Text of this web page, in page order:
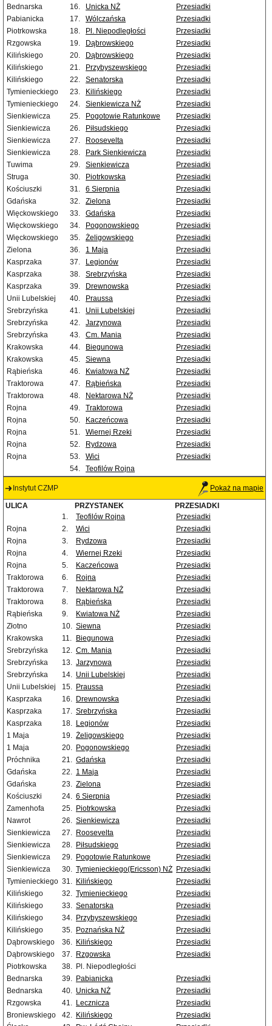
Bednarska
16. Unicka NŻ
Przesiadki
Pabianicka
17. Wólczańska
Przesiadki
Piotrkowska
18. Pl. Niepodległości
Przesiadki
Rzgowska
19. Dąbrowskiego
Przesiadki
Kilińskiego
20. Dąbrowskiego
Przesiadki
Kilińskiego
21. Przybyszewskiego
Przesiadki
Kilińskiego
22. Senatorska
Przesiadki
Tymienieckiego
23. Kilińskiego
Przesiadki
Tymienieckiego
24. Sienkiewicza NŻ
Przesiadki
Sienkiewicza
25. Pogotowie Ratunkowe
Przesiadki
Sienkiewicza
26. Piłsudskiego
Przesiadki
Sienkiewicza
27. Roosevelta
Przesiadki
Sienkiewicza
28. Park Sienkiewicza
Przesiadki
Tuwima
29. Sienkiewicza
Przesiadki
Struga
30. Piotrkowska
Przesiadki
Kościuszki
31. 6 Sierpnia
Przesiadki
Gdańska
32. Zielona
Przesiadki
Więckowskiego
33. Gdańska
Przesiadki
Więckowskiego
34. Pogonowskiego
Przesiadki
Więckowskiego
35. Żeligowskiego
Przesiadki
Zielona
36. 1 Maja
Przesiadki
Kasprzaka
37. Legionów
Przesiadki
Kasprzaka
38. Srebrzyńska
Przesiadki
Kasprzaka
39. Drewnowska
Przesiadki
Unii Lubelskiej
40. Praussa
Przesiadki
Srebrzyńska
41. Unii Lubelskiej
Przesiadki
Srebrzyńska
42. Jarzynowa
Przesiadki
Srebrzyńska
43. Cm. Mania
Przesiadki
Krakowska
44. Biegunowa
Przesiadki
Krakowska
45. Siewna
Przesiadki
Rąbieńska
46. Kwiatowa NŻ
Przesiadki
Traktorowa
47. Rąbieńska
Przesiadki
Traktorowa
48. Nektarowa NŻ
Przesiadki
Rojna
49. Traktorowa
Przesiadki
Rojna
50. Kaczeńcowa
Przesiadki
Rojna
51. Wiernej Rzeki
Przesiadki
Rojna
52. Rydzowa
Przesiadki
Rojna
53. Wici
Przesiadki
54.
Teofilów Rojna
Instytut CZMP Pokaż na mapie
ULICA PRZYSTANEK
PRZESIADKI
1.
Teofilów Rojna
Przesiadki
Rojna
2. Wici
Przesiadki
Rojna
3. Rydzowa
Przesiadki
Rojna
4. Wiernej Rzeki
Przesiadki
Rojna
5. Kaczeńcowa
Przesiadki
Traktorowa
6. Rojna
Przesiadki
Traktorowa
7. Nektarowa NŻ
Przesiadki
Traktorowa
8. Rąbieńska
Przesiadki
Rąbieńska
9. Kwiatowa NŻ
Przesiadki
Złotno
10. Siewna
Przesiadki
Krakowska
11. Biegunowa
Przesiadki
Srebrzyńska
12. Cm. Mania
Przesiadki
Srebrzyńska
13. Jarzynowa
Przesiadki
Srebrzyńska
14. Unii Lubelskiej
Przesiadki
Unii Lubelskiej
15. Praussa
Przesiadki
Kasprzaka
16. Drewnowska
Przesiadki
Kasprzaka
17. Srebrzyńska
Przesiadki
Kasprzaka
18. Legionów
Przesiadki
1 Maja
19. Żeligowskiego
Przesiadki
1 Maja
20. Pogonowskiego
Przesiadki
Próchnika
21. Gdańska
Przesiadki
Gdańska
22. 1 Maja
Przesiadki
Gdańska
23. Zielona
Przesiadki
Kościuszki
24. 6 Sierpnia
Przesiadki
Zamenhofa
25. Piotrkowska
Przesiadki
Nawrot
26. Sienkiewicza
Przesiadki
Sienkiewicza
27. Roosevelta
Przesiadki
Sienkiewicza
28. Piłsudskiego
Przesiadki
Sienkiewicza
29. Pogotowie Ratunkowe
Przesiadki
Sienkiewicza
30. Tymienieckiego(Ericsson) NŻ Przesiadki
Tymienieckiego 31. Kilińskiego
Przesiadki
Kilińskiego
32. Tymienieckiego
Przesiadki
Kilińskiego
33. Senatorska
Przesiadki
Kilińskiego
34. Przybyszewskiego
Przesiadki
Kilińskiego
35. Poznańska NŻ
Przesiadki
Dąbrowskiego
36. Kilińskiego
Przesiadki
Dąbrowskiego
37. Rzgowska
Przesiadki
Piotrkowska
38. Pl. Niepodległości
Bednarska
39. Pabianicka
Przesiadki
Bednarska
40. Unicka NŻ
Przesiadki
Rzgowska
41. Lecznicza
Przesiadki
Broniewskiego
42. Kilińskiego
Przesiadki